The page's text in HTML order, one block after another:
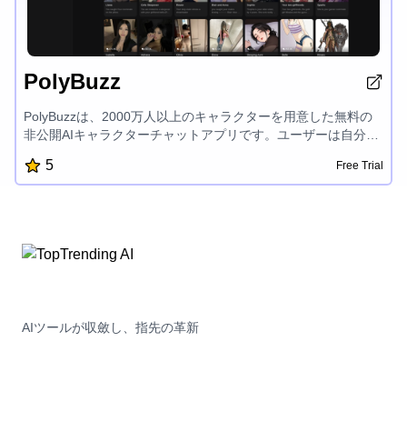
PolyBuzz
PolyBuzzは、2000万人以上のキャラクターを用意した無料の
非公開AIキャラクターチャットアプリです。ユーザーは自分の
た、NSFW(アダルトコンテンツ)フィルターがなく、プライベ
ートで機密性の高いチャット体験を楽しめる、独特でエンゲー
5 Free Trial
AIツールが収斂し、指先の革新